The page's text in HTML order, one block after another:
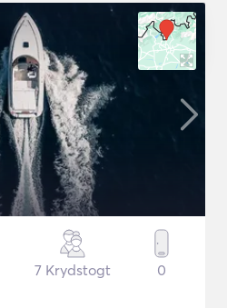
7 Krydstogt 0